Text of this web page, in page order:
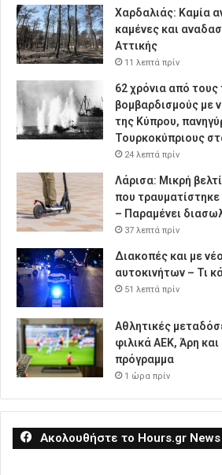
Χαρδαλιάς: Καμία
καμένες και
Αττικής
11 λεπτά πρίν
62 χρόνια από τους
βομβαρδισμούς με
της Κύπρου,
Τουρκοκύπριους
24 λεπτά πρίν
Λάρισα: Μικρή
που τραυματίστηκε
– Παραμένει
37 λεπτά πρίν
Διακοπές και με
αυτοκινήτων – Τι
51 λεπτά πρίν
Αθλητικές
φιλικά ΑΕΚ, Άρη
πρόγραμμα
1 ώρα πρίν
Ακολουθήστε το Hours.gr News